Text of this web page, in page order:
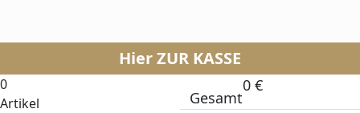
Hier ZUR KASSE
0
Artikel
Gesamt
0 €